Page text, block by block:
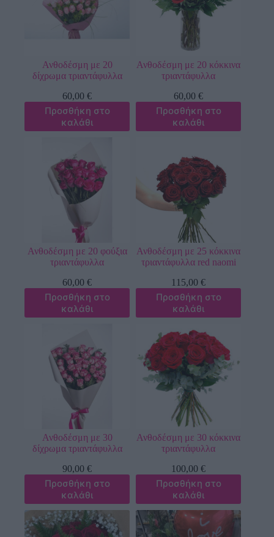
Ανθοδέσμη με 20
δίχρωμα τριαντάφυλλα
60,00€
Προσθήκη στο
καλάθι
Ανθοδέσμη με 20 κόκκινα
τριαντάφυλλα
60,00€
Προσθήκη στο
καλάθι
Ανθοδέσμη με 20 φούξια
τριαντάφυλλα
60,00€
Προσθήκη στο
καλάθι
Ανθοδέσμη με 25 κόκκινα
τριαντάφυλλα red naomi
115,00€
Προσθήκη στο
καλάθι
Ανθοδέσμη με 30
δίχρωμα τριαντάφυλλα
90,00€
Προσθήκη στο
καλάθι
Ανθοδέσμη με 30 κόκκινα
τριαντάφυλλα
100,00€
Προσθήκη στο
καλάθι